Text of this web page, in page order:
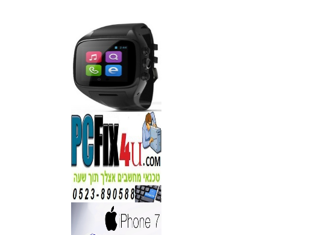
לחברות
150
₪
מידע נוסף
נגן DVD קורא DIVX עם USB
מבית PIONEER
החל מ- 349 ₪
מידע נוסף
מברשות איפור מיקצועי למאפרים
349
₪
מידע נוסף
מעגל ריסים חשמלי